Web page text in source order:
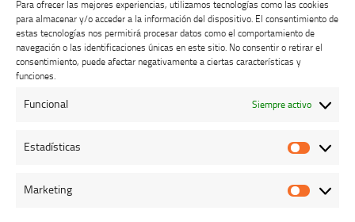
Para ofrecer las mejores experiencias, utilizamos tecnologías como las cookies
para almacenar y/o acceder a la información del dispositivo. El consentimiento de
estas tecnologías nos permitirá procesar datos como el comportamiento de
navegación o las identificaciones únicas en este sitio. No consentir o retirar el
consentimiento, puede afectar negativamente a ciertas características y
funciones.
Funcional Siempre activo
Estadísticas
Marketing
Buzón de dudas, quejas y sugerencias